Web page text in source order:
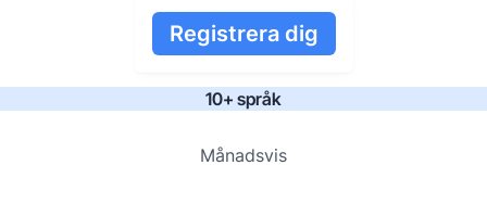
Registrera dig
10+ språk
Månadsvis